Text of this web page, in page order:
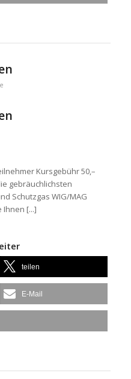
Kursgebühr 50,–
gebräuchlichsten
Schutzgas WIG/MAG
Ihnen [...]
teilen
E-Mail